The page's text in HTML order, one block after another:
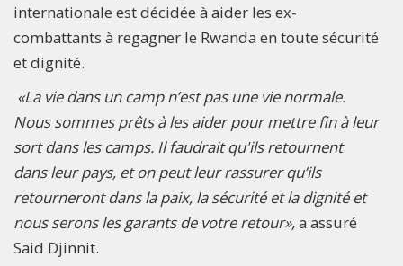
internationale est décidée à aider les ex-
combattants à regagner le Rwanda en toute sécurité
et dignité.
«La vie dans un camp n’est pas une vie normale.
Nous sommes prêts à les aider pour mettre fin à leur
sort dans les camps. Il faudrait qu'ils retournent
dans leur pays, et on peut leur rassurer qu’ils
retourneront dans la paix, la sécurité et la dignité et
nous serons les garants de votre retour»,a assuré
Said Djinnit.